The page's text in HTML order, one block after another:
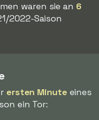
waren sie an 6
2022-Saison
ersten Minute eines
ein Tor: